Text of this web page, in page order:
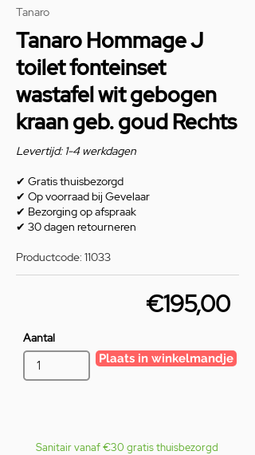
Tanaro
Tanaro Hommage J
toilet fonteinset
wastafel wit gebogen
kraan geb. goud Rechts
Levertijd: 1-4 werkdagen
✔ Gratis thuisbezorgd
✔ Op voorraad bij Gevelaar
✔ Bezorging op afspraak
✔ 30 dagen retourneren
Productcode: 11033
€195,00
Aantal
Plaats in winkelmandje
Sanitair vanaf €30 gratis thuisbezorgd